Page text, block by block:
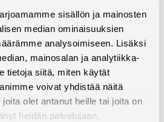
sisällön ja mainosten
median ominaisuuksien
analysoimiseen. Lisäksi
mainosalan ja analytiikka-
tietoja siitä, miten käytät
voivat yhdistää näitä
olet antanut heille tai joita on
heidän palvelujaan.
vaihtelevat
Britannian ehtoja, mutta
tarkkoja kaikilla tiloilla. Sen
2020–2021
sikäläisten käytäntöjen